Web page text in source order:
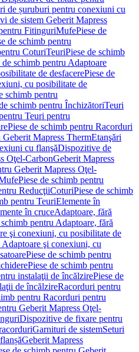
de șuruburi pentru conexiuni cu
de sistem Geberit Mapress
FitinguriMufePiese de
de schimb pentru
CoturiTeuriPiese de schimb
de schimb pentru Adaptoare
de desfacerePiese de
cu posibilitate de
schimb pentru
schimb pentru ÎnchizătoriTeuri
Teuri pentru
Piese de schimb pentru Racorduri
Mapress ThermEtanşări
cu flanşăDispozitive de
Oţel-CarbonGeberit Mapress
Geberit Mapress Oţel-
Piese de schimb pentru
ReducţiiCoturiPiese de schimb
pentru TeuriElemente în
în cruceAdaptoare, fără
schimb pentru Adaptoare, fără
şi conexiuni, cu posibilitate de
şi conexiuni, cu
Piese de schimb pentru
Piese de schimb pentru
instalaţii de încălzirePiese de
de încălzireRacorduri pentru
pentru Racorduri pentru
Geberit Mapress Oţel-
Dispozitive de fixare pentru
Garnituri de sistemSeturi
Geberit Mapress